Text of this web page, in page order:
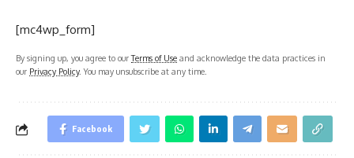
[mc4wp_form]
By signing up, you agree to ourTerms of Use and acknowledge the data practices in
our Privacy Policy. You may unsubscribe at any time.
Facebook